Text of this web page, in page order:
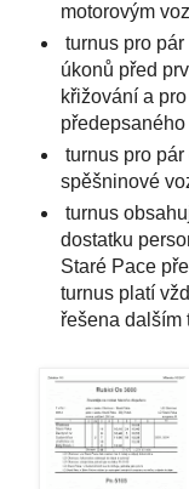
motorovým
turnus pro
úkonů před
křižování a
turnus pro
spěšninové
turnus
dostatku
Staré Pace
turnus platí
řešena dalším